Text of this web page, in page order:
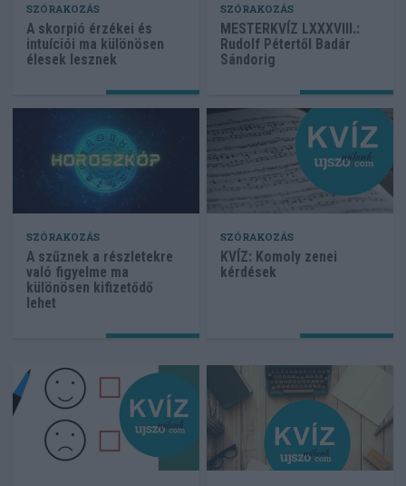
SZÓRAKOZÁS
A skorpió érzékei és
intuíciói ma különösen
élesek lesznek
SZÓRAKOZÁS
MESTERKVÍZ LXXXVIII.:
Rudolf Pétertől Badár
Sándorig
SZÓRAKOZÁS
A szűznek a részletekre
való figyelme ma
különösen kifizetődő
lehet
SZÓRAKOZÁS
KVÍZ: Komoly zenei
kérdések